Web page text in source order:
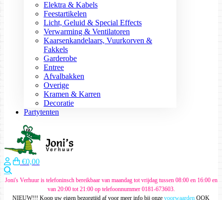
Elektra & Kabels
Feestartikelen
Licht, Geluid & Special Effects
Verwarming & Ventilatoren
Kaarsenkandelaars, Vuurkorven &
Fakkels
Garderobe
Entree
Afvalbakken
Overige
Kramen & Karren
Decoratie
Partytenten
€0,00
Joni's Verhuur is telefoninsch bereikbaar van maandag tot vrijdag tussen 08:00 en 16:00 en
van 20:00 tot 21:00 op telefoonnummer 0181-673603.
NIEUW!!! Koop uw eigen bezorgtijd af voor meer info bij onze voorwaarden OOK